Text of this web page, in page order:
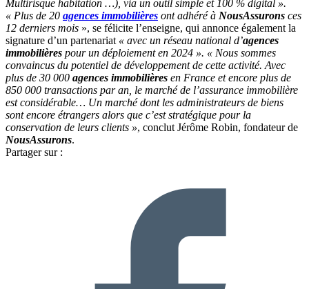
Multirisque habitation …), via un outil simple et 100 % digital ».
« Plus de 20 agences immobilières ont adhéré à NousAssurons ces
12 derniers mois », se félicite l’enseigne, qui annonce également la
signature d’un partenariat « avec un réseau national d’agences
immobilières pour un déploiement en 2024 ». « Nous sommes
convaincus du potentiel de développement de cette activité. Avec
plus de 30 000 agences immobilières en France et encore plus de
850 000 transactions par an, le marché de l’assurance immobilière
est considérable… Un marché dont les administrateurs de biens
sont encore étrangers alors que c’est stratégique pour la
conservation de leurs clients », conclut Jérôme Robin, fondateur de
NousAssurons.
Partager sur :